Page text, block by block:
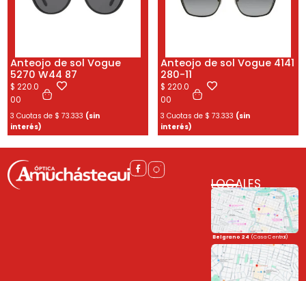
Anteojo de sol Vogue
5270 W44 87
$ 220.0
00
3 Cuotas de $ 73.333 (sin
interés)
Anteojo de sol Vogue 4141
280-11
$ 220.0
00
3 Cuotas de $ 73.333 (sin
interés)
LOCALES
Belgrano 24 (Casa Central)